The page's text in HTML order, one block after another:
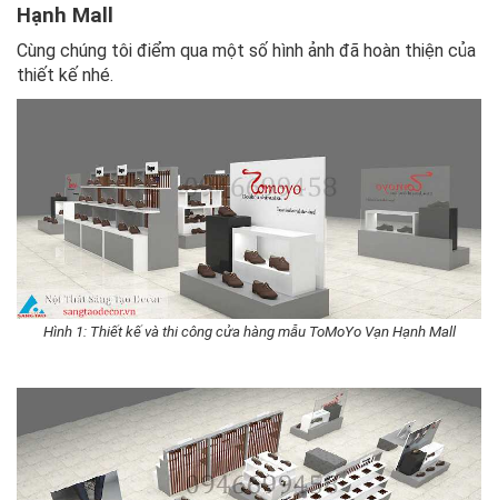
Hạnh Mall
Cùng chúng tôi điểm qua một số hình ảnh đã hoàn thiện của
thiết kế nhé.
Hình 1: Thiết kế và thi công cửa hàng mẫu ToMoYo Vạn Hạnh Mall